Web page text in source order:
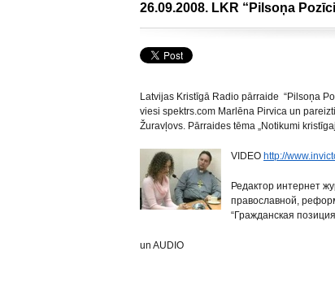
26.09.2008. LKR “Pilsoņa
Latvijas Kristīgā Radio pārraide “Pilsoņa
viesi spektrs.com Marlēna Pirvica un
Žuravļovs. Pārraides tēma „Notikumi
VIDEO http://
Редактор интернет
православной,
“Гражданская
un AUDIO